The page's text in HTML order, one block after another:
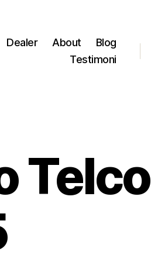
Dealer About
Blog
Testimoni
Telco